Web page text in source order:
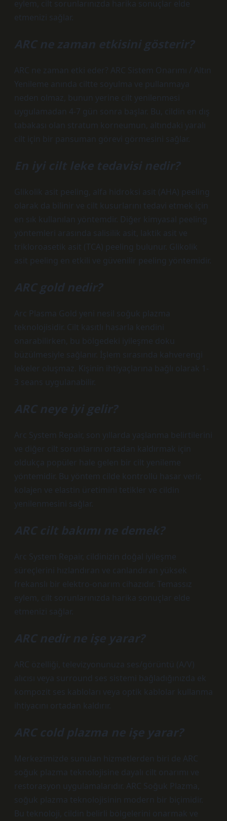
eylem, cilt sorunlarınızda harika sonuçlar elde
etmenizi sağlar.
ARC ne zaman etkisini gösterir?
ARC ne zaman etki eder? ​​ARC Sistem Onarımı / Altın
Yenileme anında ciltte soyulma ve pullanmaya
neden olmaz, bunun yerine cilt yenilenmesi
uygulamadan 4-7 gün sonra başlar. Bu, cildin en dış
tabakası olan stratum korneumun, altındaki yaralı
cilt için bir pansuman görevi görmesini sağlar.
En iyi cilt leke tedavisi nedir?
Glikolik asit peeling, alfa hidroksi asit (AHA) peeling
olarak da bilinir ve cilt kusurlarını tedavi etmek için
en sık kullanılan yöntemdir. Diğer kimyasal peeling
yöntemleri arasında salisilik asit, laktik asit ve
trikloroasetik asit (TCA) peeling bulunur. Glikolik
asit peeling en etkili ve güvenilir peeling yöntemidir.
ARC gold nedir?
Arc Plasma Gold yeni nesil soğuk plazma
teknolojisidir. Cilt kasıtlı hasarla kendini
onarabilirken, bu bölgedeki iyileşme doku
büzülmesiyle sağlanır. İşlem sırasında kahverengi
lekeler oluşmaz. Kişinin ihtiyaçlarına bağlı olarak 1-
3 seans uygulanabilir.
ARC neye iyi gelir?
Arc System Repair, son yıllarda yaşlanma belirtilerini
ve diğer cilt sorunlarını ortadan kaldırmak için
oldukça popüler hale gelen bir cilt yenileme
yöntemidir. Bu yöntem cilde kontrollü hasar verir,
kolajen ve elastin üretimini tetikler ve cildin
yenilenmesini sağlar.
ARC cilt bakımı ne demek?
Arc System Repair, cildinizin doğal iyileşme
süreçlerini hızlandıran ve canlandıran yüksek
frekanslı bir elektro-onarım cihazıdır. Temassız
eylem, cilt sorunlarınızda harika sonuçlar elde
etmenizi sağlar.
ARC nedir ne işe yarar?
ARC özelliği, televizyonunuza ses/görüntü (A/V)
alıcısı veya surround ses sistemi bağladığınızda ek
kompozit ses kabloları veya optik kablolar kullanma
ihtiyacını ortadan kaldırır.
ARC cold plazma ne işe yarar?
Merkezimizde sunulan hizmetlerden biri de ARC
soğuk plazma teknolojisine dayalı cilt onarımı ve
restorasyon uygulamalarıdır. ARC Soğuk Plazma,
soğuk plazma teknolojisinin modern bir biçimidir.
Bu teknoloji, cildin belirli bölgelerini onarmak ve